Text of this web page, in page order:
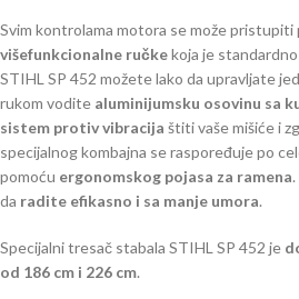
Svim kontrolama motora se može pristupiti
višefunkcionalne ručkekoja je
STIHL SP 452 možete lako da upravljate
rukom vodite aluminijumsku osovinu sa
sistem protiv vibracija štiti vaše mišiće i
specijalnog kombajna se raspoređuje po
pomoću ergonomskog pojasa za ramena
da radite efikasno i sa manje umora.
Specijalni tresač stabala STIHL SP 452 je
od 186 cm i 226 cm.